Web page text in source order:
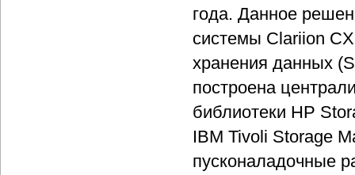
года. Данное
системы Clariion
хранения данных
построена
библиотеки HP
IBM Tivoli Storage
пусконаладочные